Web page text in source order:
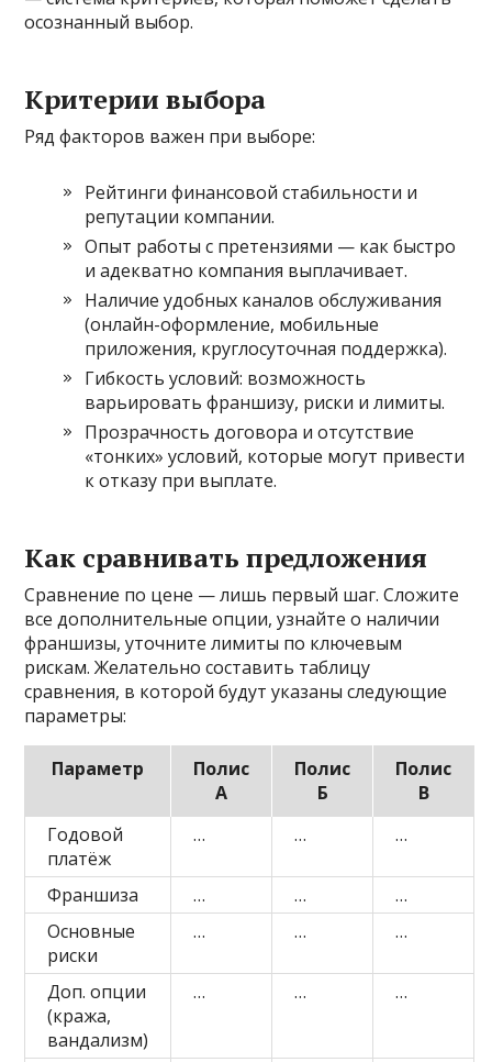
осознанный выбор.
Критерии выбора
Ряд факторов важен при выборе:
Рейтинги финансовой стабильности и
репутации компании.
Опыт работы с претензиями — как быстро
и адекватно компания выплачивает.
Наличие удобных каналов обслуживания
(онлайн-оформление, мобильные
приложения, круглосуточная поддержка).
Гибкость условий: возможность
варьировать франшизу, риски и лимиты.
Прозрачность договора и отсутствие
«тонких» условий, которые могут привести
к отказу при выплате.
Как сравнивать предложения
Сравнение по цене — лишь первый шаг. Сложите
все дополнительные опции, узнайте о наличии
франшизы, уточните лимиты по ключевым
рискам. Желательно составить таблицу
сравнения, в которой будут указаны следующие
параметры:
Параметр
Полис
А
Полис
Б
Полис
В
Годовой
платёж
… … …
Франшиза … …
…
Основные
риски
… … …
Доп. опции
(кража,
вандализм)
… … …